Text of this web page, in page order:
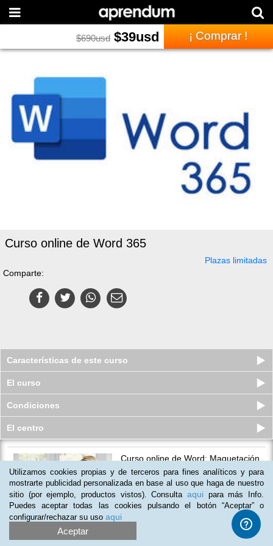
$690usd $39usd ¡ Comprar !
Curso online de Word 365
Plazas limitadas
Comparte:
Características de este curso
El curso
Condiciones
El centro
Curso online de Word: Maquetación
Profesional de Proyectos
Plazas limitadas
65 $55usd
Utilizamos cookies propias y de terceros para fines analíticos y para
mostrarte publicidad personalizada en base al uso que haga de nuestro
sitio (por ejemplo, productos vistos). Consulta aqui para más Info.
Puedes aceptar todas las cookies pulsando el botón “Aceptar” o
configurar/rechazar su uso aqui
Aceptar